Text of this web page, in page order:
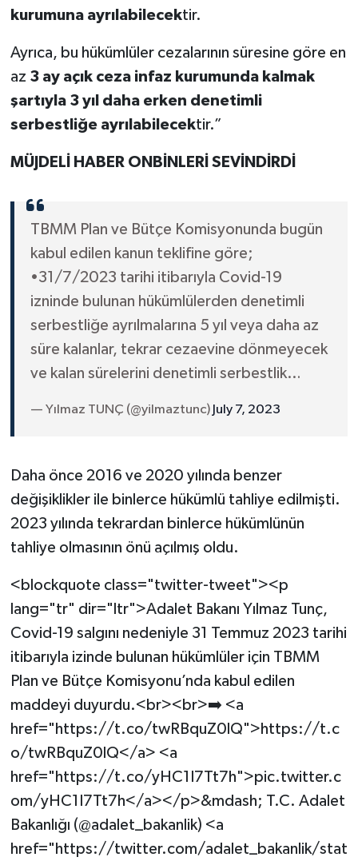
kurumuna ayrılabilecektir.
Ayrıca, bu hükümlüler cezalarının süresine göre en
az 3 ay açık ceza infaz kurumunda kalmak
şartıyla 3 yıl daha erken denetimli
serbestliğe ayrılabilecektir.”
MÜJDELİ HABER ONBİNLERİ SEVİNDİRDİ
TBMM Plan ve Bütçe Komisyonunda bugün
kabul edilen kanun teklifine göre;
•31/7/2023 tarihi itibarıyla Covid-19
izninde bulunan hükümlülerden denetimli
serbestliğe ayrılmalarına 5 yıl veya daha az
süre kalanlar, tekrar cezaevine dönmeyecek
ve kalan sürelerini denetimli serbestlik…
— Yılmaz TUNÇ (@yilmaztunc) July 7, 2023
Daha önce 2016 ve 2020 yılında benzer
değişiklikler ile binlerce hükümlü tahliye edilmişti.
2023 yılında tekrardan binlerce hükümlünün
tahliye olmasının önü açılmış oldu.
<blockquote class="twitter-tweet"><p
lang="tr" dir="ltr">Adalet Bakanı Yılmaz Tunç,
Covid-19 salgını nedeniyle 31 Temmuz 2023 tarihi
itibarıyla izinde bulunan hükümlüler için TBMM
Plan ve Bütçe Komisyonu’nda kabul edilen
maddeyi duyurdu.<br><br>➡️ <a
href="https://t.co/twRBquZ0lQ">https://t.c
o/twRBquZ0lQ</a> <a
href="https://t.co/yHC1I7Tt7h">pic.twitter.c
om/yHC1I7Tt7h</a></p>&mdash; T.C. Adalet
Bakanlığı (@adalet_bakanlik) <a
href="https://twitter.com/adalet_bakanlik/stat